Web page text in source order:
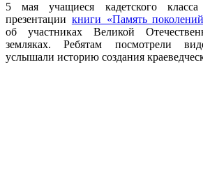
5 мая учащиеся кадетского класса
презентации книги «Память
об участниках Великой
земляках. Ребятам посмотрели
услышали историю создания